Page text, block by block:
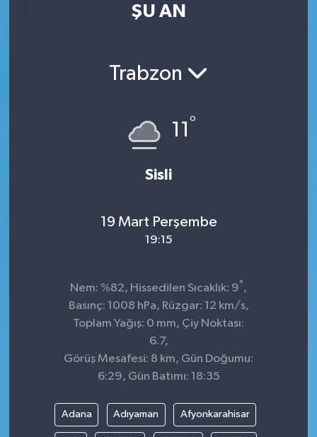
ŞU AN
Trabzon
11 °
Sisli
19 Mart Perşembe
19:15
Nem: %82, Hissedilen Sıcaklık: 9° ,
Basınç: 1008 hPa, Rüzgar: 12 km/s,
Toplam Yağış: 0 mm, Çiy Noktası:
6.7,
Görüş Mesafesi: 8 km, Gün Doğumu:
6:29, Gün Batımı: 18:35
Adana Adıyaman Afyonkarahisar